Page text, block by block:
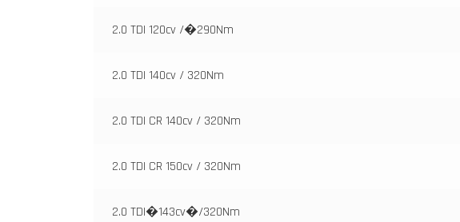
2.0 TDI 120cv /�290Nm
2.0 TDI 140cv / 320Nm
2.0 TDI CR 140cv / 320Nm
2.0 TDI CR 150cv / 320Nm
2.0 TDI�143cv�/320Nm